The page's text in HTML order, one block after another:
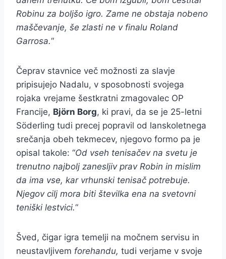
Robinu za boljšo igro. Zame ne obstaja nobeno
maščevanje, še zlasti ne v finalu Roland
Garrosa.“
Čeprav stavnice več možnosti za slavje
pripisujejo Nadalu, v sposobnosti svojega
rojaka vrejame šestkratni zmagovalec OP
Francije, Björn Borg, ki pravi, da se je 25-letni
Söderling tudi precej popravil od lanskoletnega
srečanja obeh tekmecev, njegovo formo pa je
opisal takole: “Od vseh tenisačev na svetu je
trenutno najbolj zanesljiv prav Robin in mislim
da ima vse, kar vrhunski tenisač potrebuje.
Njegov cilj mora biti številka ena na svetovni
teniški lestvici.“
Šved, čigar igra temelji na močnem servisu in
neustavljivem forehandu, tudi verjame v svoje